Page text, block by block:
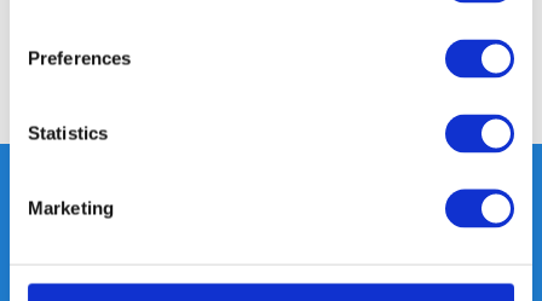
Preferences
Statistics
Marketing
contact met ons op.